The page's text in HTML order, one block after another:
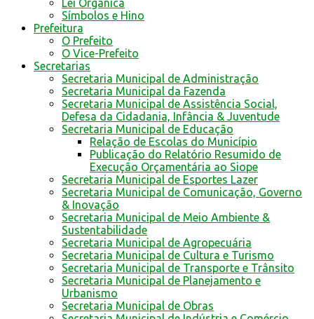
Lei Orgânica
Símbolos e Hino
Prefeitura
O Prefeito
O Vice-Prefeito
Secretarias
Secretaria Municipal de Administração
Secretaria Municipal da Fazenda
Secretaria Municipal de Assistência Social,
Defesa da Cidadania, Infância & Juventude
Secretaria Municipal de Educação
Relação de Escolas do Município
Publicação do Relatório Resumido de
Execução Orçamentária ao Siope
Secretaria Municipal de Esportes Lazer
Secretaria Municipal de Comunicação, Governo
& Inovação
Secretaria Municipal de Meio Ambiente &
Sustentabilidade
Secretaria Municipal de Agropecuária
Secretaria Municipal de Cultura e Turismo
Secretaria Municipal de Transporte e Trânsito
Secretaria Municipal de Planejamento e
Urbanismo
Secretaria Municipal de Obras